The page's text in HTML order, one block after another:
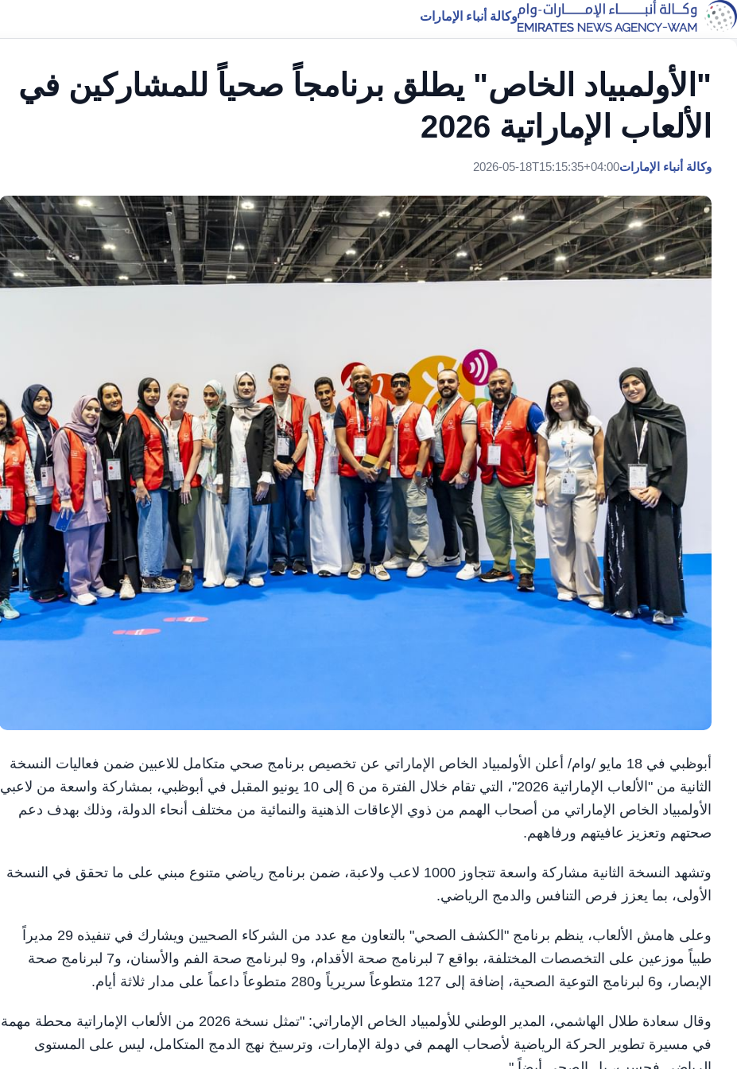
وكالة أنباء الإمارات
"الأولمبياد الخاص" يطلق برنامجاً صحياً للمشاركين في
الألعاب الإماراتية 2026
وكالة أنباء الإمارات2026-05-18T15:15:35+04:00
أبوظبي في 18 مايو /وام/ أعلن الأولمبياد الخاص الإماراتي عن تخصيص برنامج صحي متكامل للاعبين ضمن فعاليات النسخة
الثانية من "الألعاب الإماراتية 2026"، التي تقام خلال الفترة من 6 إلى 10 يونيو المقبل في أبوظبي، بمشاركة واسعة من لاعبي
الأولمبياد الخاص الإماراتي من أصحاب الهمم من ذوي الإعاقات الذهنية والنمائية من مختلف أنحاء الدولة، وذلك بهدف دعم
صحتهم وتعزيز عافيتهم ورفاههم.
وتشهد النسخة الثانية مشاركة واسعة تتجاوز 1000 لاعب ولاعبة، ضمن برنامج رياضي متنوع مبني على ما تحقق في النسخة
الأولى، بما يعزز فرص التنافس والدمج الرياضي.
وعلى هامش الألعاب، ينظم برنامج "الكشف الصحي" بالتعاون مع عدد من الشركاء الصحيين ويشارك في تنفيذه 29 مديراً
طبياً موزعين على التخصصات المختلفة، بواقع 7 لبرنامج صحة الأقدام، و9 لبرنامج صحة الفم والأسنان، و7 لبرنامج صحة
الإبصار، و6 لبرنامج التوعية الصحية، إضافة إلى 127 متطوعاً سريرياً و280 متطوعاً داعماً على مدار ثلاثة أيام.
وقال سعادة طلال الهاشمي، المدير الوطني للأولمبياد الخاص الإماراتي: "تمثل نسخة 2026 من الألعاب الإماراتية محطة مهمة
في مسيرة تطوير الحركة الرياضية لأصحاب الهمم في دولة الإمارات، وترسيخ نهج الدمج المتكامل، ليس على المستوى